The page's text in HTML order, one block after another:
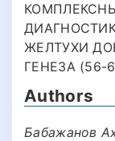
ЖЕЛТУХИ
ГЕНЕЗА (56-
Authors
Бабажанов